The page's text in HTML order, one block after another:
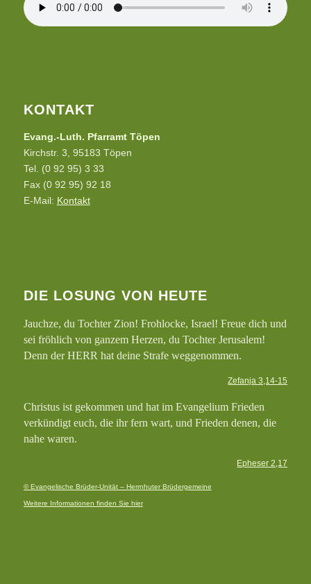
KONTAKT
Evang.-Luth. Pfarramt Töpen
Kirchstr. 3, 95183 Töpen
Tel. (0 92 95) 3 33
Fax (0 92 95) 92 18
E-Mail: Kontakt
DIE LOSUNG VON HEUTE
Jauchze, du Tochter Zion! Frohlocke, Israel! Freue dich und
sei fröhlich von ganzem Herzen, du Tochter Jerusalem!
Denn der HERR hat deine Strafe weggenommen.
Zefanja 3,14-15
Christus ist gekommen und hat im Evangelium Frieden
verkündigt euch, die ihr fern wart, und Frieden denen, die
nahe waren.
Epheser 2,17
© Evangelische Brüder-Unität – Herrnhuter Brüdergemeine
Weitere Informationen finden Sie hier